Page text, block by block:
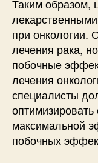
Таким образом,
при онкологии.
лечения рака,
побочные
лечения
специалисты
максимальной
побочных